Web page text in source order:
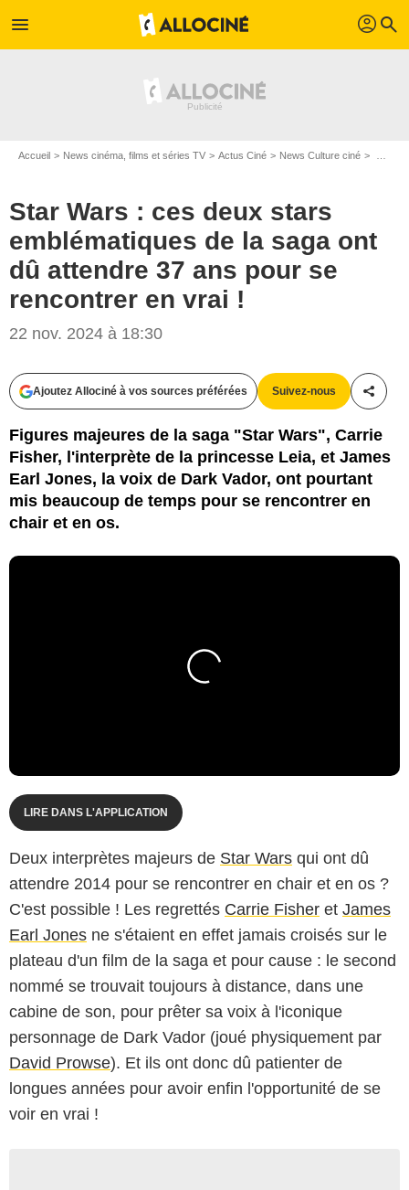
menu profil search
Accueil News cinéma, films et séries TV Actus Ciné News Culture ciné
Star Wars : ces deux stars
emblématiques de la saga ont
dû attendre 37 ans pour se
rencontrer en vrai !
22 nov. 2024 à 18:30
Ajoutez Allociné à vos sources préférées Suivez-nous
Figures majeures de la saga "Star Wars", Carrie
Fisher, l'interprète de la princesse Leia, et James
Earl Jones, la voix de Dark Vador, ont pourtant
mis beaucoup de temps pour se rencontrer en
chair et en os.
LIRE DANS L'APPLICATION
Deux interprètes majeurs de Star Wars qui ont dû
attendre 2014 pour se rencontrer en chair et en os ?
C'est possible ! Les regrettés Carrie Fisher et James
Earl Jones ne s'étaient en effet jamais croisés sur le
plateau d'un film de la saga et pour cause : le second
nommé se trouvait toujours à distance, dans une
cabine de son, pour prêter sa voix à l'iconique
personnage de Dark Vador (joué physiquement par
David Prowse). Et ils ont donc dû patienter de
longues années pour avoir enfin l'opportunité de se
voir en vrai !